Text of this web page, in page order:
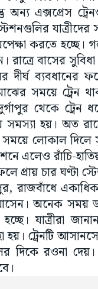
অন্য এক্সপ্রেস
যাত্রীদের
করতে
বাসের সুবিধা
ব্যবধানের
সময়ে ট্রেন
থেকে ট্রেন
সমস্যা হয়। অত
লোকাল দিলে
এলেও রাঁচি-
প্রায় চার ঘণ্টা
রাজবাঁধে
অনেক সময়
যাত্রীরা
হয়। ট্রেনটি
রওনা দেয়।